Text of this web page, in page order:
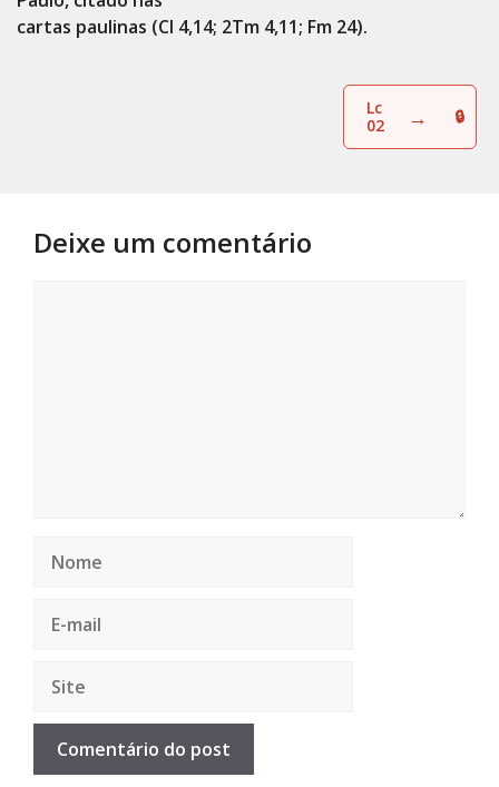
cartas paulinas (Cl 4,14; 2Tm 4,11; Fm 24).
Lc
02
→
Deixe um comentário
mail